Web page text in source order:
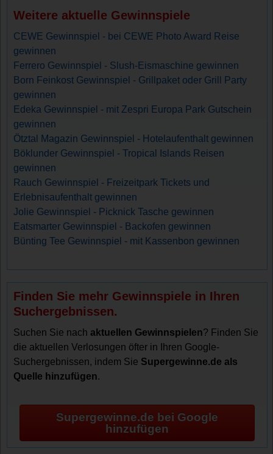
Weitere aktuelle Gewinnspiele
CEWE Gewinnspiel - bei CEWE Photo Award Reise
gewinnen
Ferrero Gewinnspiel - Slush-Eismaschine gewinnen
Born Feinkost Gewinnspiel - Grillpaket oder Grill Party
gewinnen
Edeka Gewinnspiel - mit Zespri Europa Park Gutschein
gewinnen
Ötztal Magazin Gewinnspiel - Hotelaufenthalt gewinnen
Böklunder Gewinnspiel - Tropical Islands Reisen
gewinnen
Rauch Gewinnspiel - Freizeitpark Tickets und
Erlebnisaufenthalt gewinnen
Jolie Gewinnspiel - Picknick Tasche gewinnen
Eatsmarter Gewinnspiel - Backofen gewinnen
Bünting Tee Gewinnspiel - mit Kassenbon gewinnen
Finden Sie mehr Gewinnspiele in Ihren
Suchergebnissen.
Suchen Sie nachaktuellen Gewinnspielen? Finden Sie
die aktuellen Verlosungen öfter in Ihren Google-
Suchergebnissen, indem Sie Supergewinne.de als
Quelle hinzufügen.
Supergewinne.de bei Google
hinzufügen